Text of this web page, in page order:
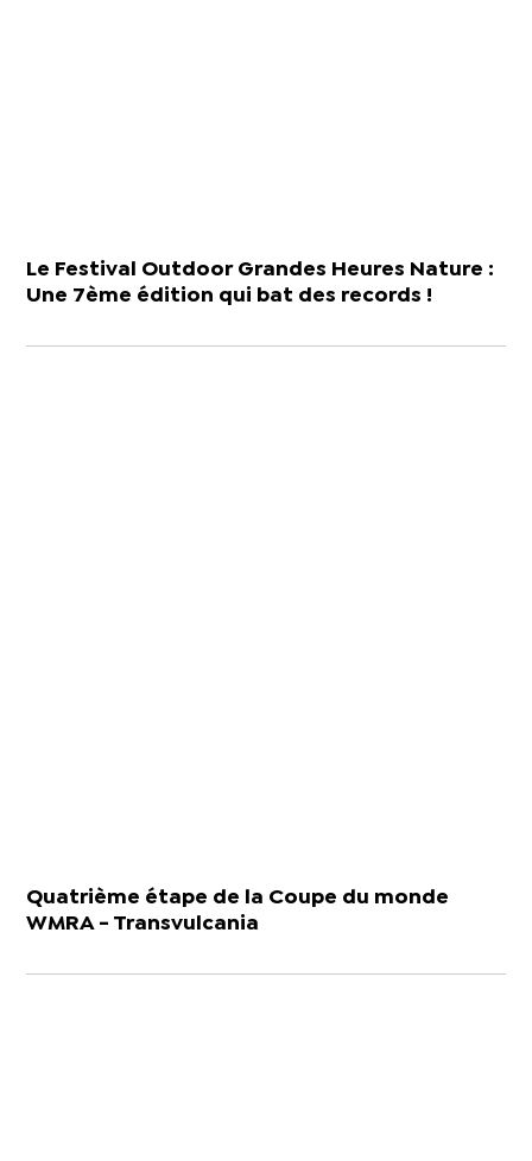
Le Festival Outdoor Grandes Heures Nature :
Une 7ème édition qui bat des records !
Quatrième étape de la Coupe du monde
WMRA - Transvulcania